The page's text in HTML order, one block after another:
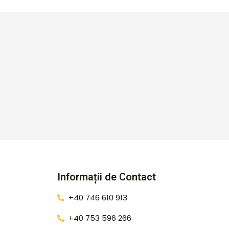
Informații de Contact
+40 746 610 913
+40 753 596 266